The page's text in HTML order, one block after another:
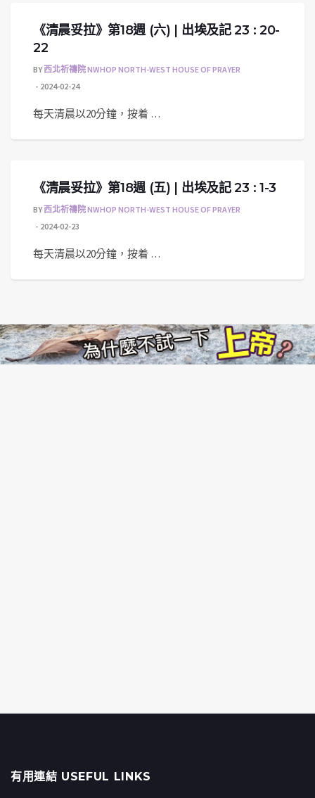
《清晨妥拉》第18週 (六) | 出埃及記 23 : 20-
22
BY西北祈禱院 NWHOP NORTH-WEST HOUSE OF PRAYER
2024-02-24
每天清晨以20分鐘，按着 …
《清晨妥拉》第18週 (五) | 出埃及記 23 : 1-3
BY西北祈禱院 NWHOP NORTH-WEST HOUSE OF PRAYER
2024-02-23
每天清晨以20分鐘，按着 …
有用連結 USEFUL LINKS